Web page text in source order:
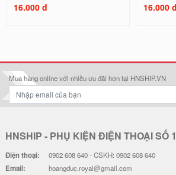
16.000 đ 16.000
Mua hàng online với nhiều ưu đãi hơn tại HNSHIP.VN
HNSHIP - PHỤ KIỆN ĐIỆN THOẠI SỐ
Điện thoại: 0902 608 640 - CSKH: 0902 608 640
Email: hoangduc.royal@gmail.com